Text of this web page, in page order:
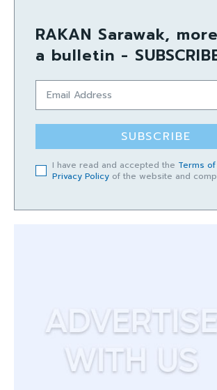
RAKAN Sarawak,
a bulletin -
SUBSCRIBE
I have read and accepted the Terms
Privacy Policy of the website and